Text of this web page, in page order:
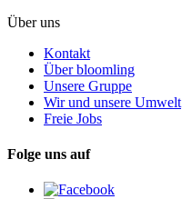
Über uns
Kontakt
Über bloomling
Unsere Gruppe
Wir und unsere Umwelt
Freie Jobs
Folge uns auf